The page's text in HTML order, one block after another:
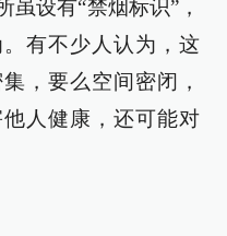
设有“禁烟标识”，
有不少人认为，这
，要么空间密闭，
人健康，还可能对